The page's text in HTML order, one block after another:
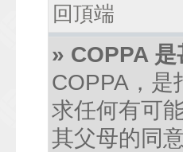
回頂端
» COPPA 是
COPPA，是
求任何有可
其父母的同